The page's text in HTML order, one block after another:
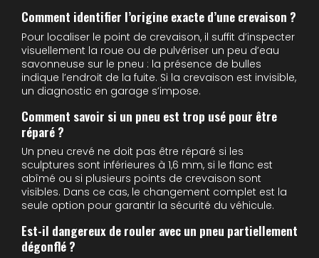
Comment identifier l’origine exacte d’une crevaison ?
Pour localiser le point de crevaison, il suffit d’inspecter
visuellement la roue ou de pulvériser un peu d’eau
savonneuse sur le pneu : la présence de bulles
indique l’endroit de la fuite. Si la crevaison est invisible,
un diagnostic en garage s’impose.
Comment savoir si un pneu est trop usé pour être
réparé ?
Un pneu crevé ne doit pas être réparé si les
sculptures sont inférieures à 1,6 mm, si le flanc est
abîmé ou si plusieurs points de crevaison sont
visibles. Dans ce cas, le changement complet est la
seule option pour garantir la sécurité du véhicule.
Est-il dangereux de rouler avec un pneu partiellement
dégonflé ?